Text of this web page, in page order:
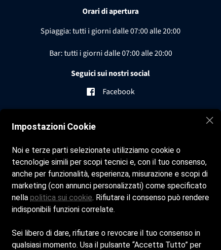
Orari di apertura
Spiaggia: tutti i giorni dalle 07:00 alle 20:00
Bar: tutti i giorni dalle 07:00 alle 20:00
Seguici sui nostri social
Facebook
Contatti
boccasiete@gmail.com
+39 379 1390629
Cookie Policy
Privacy Policy
Impostazioni Cookie
Noi e terze parti selezionate utilizziamo cookie o
tecnologie simili per scopi tecnici e, con il tuo consenso,
anche per funzionalità, esperienza, misurazione e scopi di
marketing (con annunci personalizzati) come specificato
nella politica sui cookie. Rifiutare il consenso può rendere
indisponibili funzioni correlate.
Sei libero di dare, rifiutare o revocare il tuo consenso in
qualsiasi momento. Usa il pulsante “Accetta Tutto” per